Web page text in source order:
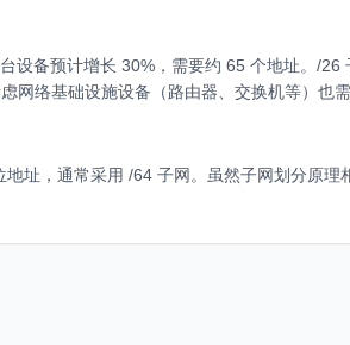
设备预计增长 30%，需要约 65 个地址。/26
网络基础设施设备（路由器、交换机等）也需
址，通常采用 /64 子网。虽然子网划分原理